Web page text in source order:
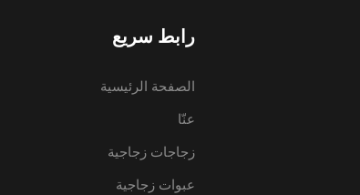
رابط سريع
الصفحة الرئيسية
عنّا
زجاجات زجاجية
عبوات زجاجية